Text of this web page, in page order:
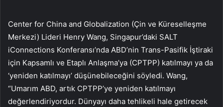
Center for China and Globalization (Çin ve Küreselleşme
Merkezi) Lideri Henry Wang, Singapur’daki SALT
iConnections Konferansı’nda ABD’nin Trans-Pasifik İştiraki
için Kapsamlı ve Etaplı Anlaşma’ya (CPTPP) katılmayı ya da
‘yeniden katılmayı’ düşünebileceğini söyledi. Wang,
“Umarım ABD, artık CPTPP’ye yeniden katılmayı
değerlendiriyordur. Dünyayı daha tehlikeli hale getirecek